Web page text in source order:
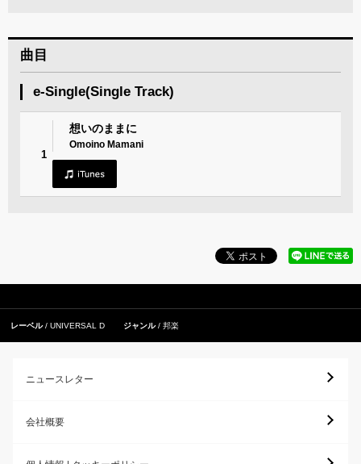
曲目
e-Single(Single Track)
1
想いのままに
Omoino Mamani
レーベル UNIVERSAL D ジャンル 邦楽
ニュースレター
会社概要